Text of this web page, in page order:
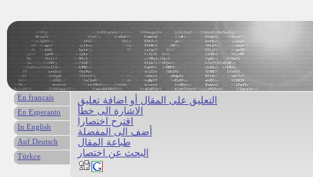
التعليق على المقال أو اضافة تعليق
الاشارة الى خطأ
اقترح اختصارا
أضف الى المفضلة
طباعة المقال
البحث عن اختصار
En français
En Esperanto
In English
Auf Deutsch
Türkce